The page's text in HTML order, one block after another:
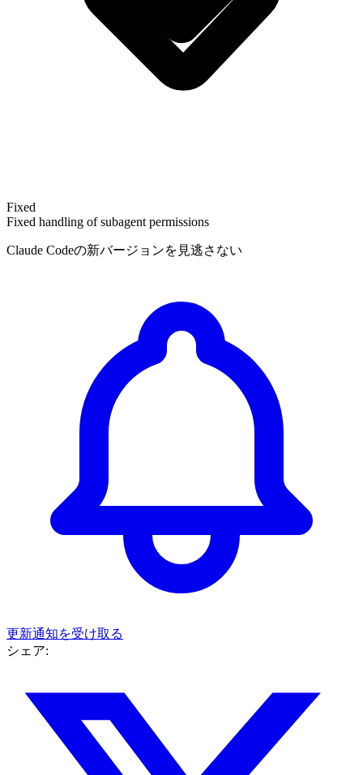
Fixed
Fixed handling of subagent permissions
Claude Codeの新バージョンを見逃さない
更新通知を受け取る
シェア: